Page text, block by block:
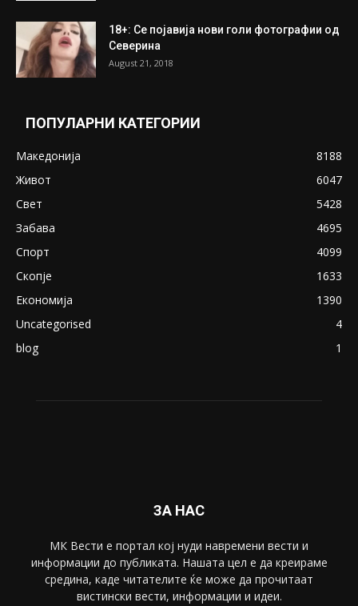
18+: Се појавија нови голи фотографии од
Северина
August 21, 2018
ПОПУЛАРНИ КАТЕГОРИИ
Македонија
8188
Живот
6047
Свет
5428
Забава
4695
Спорт
4099
Скопје
1633
Економија
1390
Uncategorised
4
blog
1
ЗА НАС
МК Вести е портал коj нуди навремени вести и
информации до публиката. Нашата цел е да креираме
средина, каде читателите ќе може да прочитаат
вистински вести, информации и идеи.